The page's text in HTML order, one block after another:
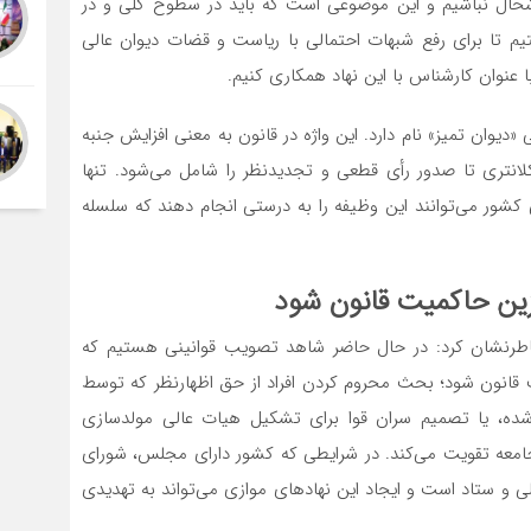
تا برای رفع شبهات احتمالی با ریاست و قضات دیوان عالی
عنوان کارشناس با این نهاد همکاری کنیم.
تمیز» نام دارد. این واژه در قانون به معنی افزایش جنبه
تا صدور رأی قطعی و تجدیدنظر را شامل می‌شود. تنها
می‌توانند این وظیفه را به درستی انجام دهند که سلسله
حاکمیت قانون شود
خاطرنشان کرد: در حال حاضر شاهد تصویب قوانینی هستیم که
شود؛ بحث محروم کردن افراد از حق اظهارنظر که توسط
یا تصمیم سران قوا برای تشکیل هیات عالی مولدسازی
تقویت می‌کند. در شرایطی که کشور دارای مجلس، شورای
است و ایجاد این نهادهای موازی می‌تواند به تهدیدی